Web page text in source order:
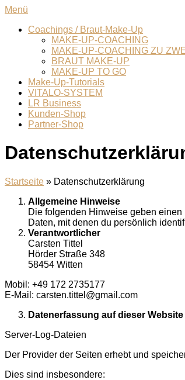
Zum
springen
Menü
Coachings / Braut-Make-Up
MAKE-UP-COACHING
MAKE-UP-COACHING ZU
BRAUT MAKE-UP
MAKE-UP TO GO
Make-Up-Tutorials
VITALO-SYSTEM
LR Business
Kunden-Shop
Partner-Shop
Startseite » Datenschutzerklärung
Allgemeine Hinweise
Die folgenden Hinweise geben
Daten, mit denen du persönlich
Verantwortlicher
Carsten Tittel
Hörder Straße 348
58454 Witten
Mobil: +49 172 2735177
E-Mail: carsten.tittel@gmail.com
Datenerfassung auf dieser Website
Server-Log-Dateien
Der Provider der Seiten erhebt und
Dies sind insbesondere: